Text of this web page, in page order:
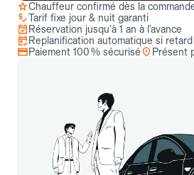
Chauffeur confirmé dès la
Tarif fixe jour & nuit garanti
Réservation jusqu’à 1 an à l’avance
Replanification automatique si
Paiement 100 % sécurisé
Présent